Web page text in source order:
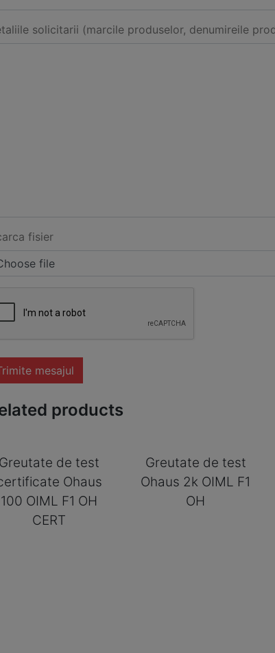
solicitarii (marcile produselor, denumireile
fisier
file
mesajul
products
Greutate de test
Ohaus
100 OIML F1 OH
CERT
Greutate de test
Ohaus 2k OIML F1
OH